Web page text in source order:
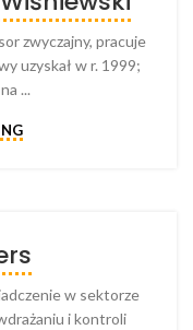
zwyczajny, pracuje
uzyskał w r. 1999;
...
w sektorze
i kontroli